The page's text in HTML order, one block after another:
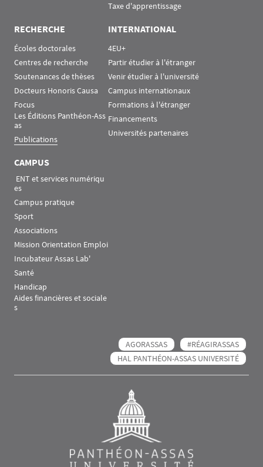
Taxe d'apprentissage
RECHERCHE
Écoles doctorales
Centres de recherche
Soutenances de thèses
Docteurs Honoris Causa
Focus
Les Éditions Panthéon-Ass
as
Publications
INTERNATIONAL
4EU+
Partir étudier à l'étranger
Venir étudier à l'université
Campus internationaux
Formations à l'étranger
Financements
Universités partenaires
CAMPUS
es
Campus pratique
Sport
Associations
Mission Orientation Emploi
Incubateur Assas Lab'
Santé
Handicap
Aides financières et sociale
s
AGORASSAS
#RÉAGIRASSAS
HAL PANTHÉON-ASSAS UNIVERSITÉ